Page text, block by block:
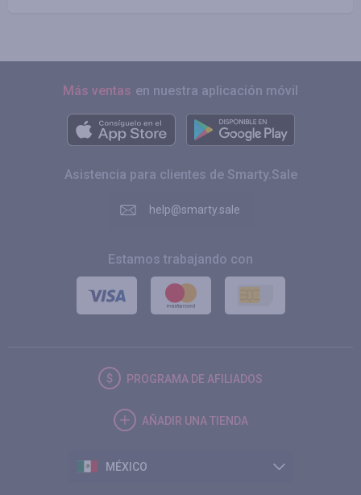
Más ventas en nuestra aplicación móvil
Asistencia para clientes de Smarty.Sale
help@smarty.sale
Estamos trabajando con
PROGRAMA DE AFILIADOS
AÑADIR UNA TIENDA
MÉXICO